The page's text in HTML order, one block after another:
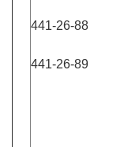
441-26-88
441-26-89